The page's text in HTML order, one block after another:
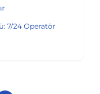
7/24 Operatör